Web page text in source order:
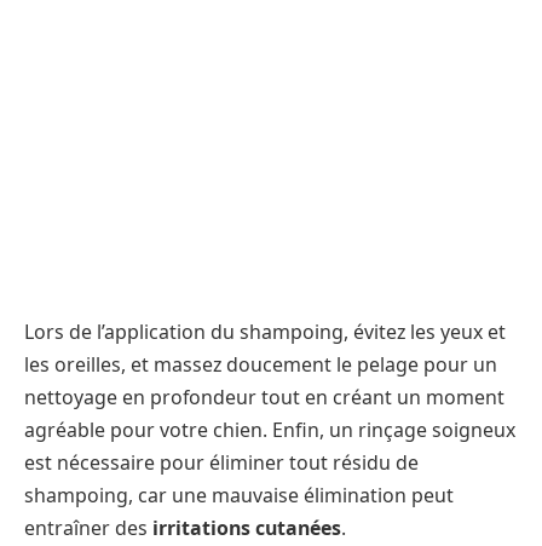
Lors de l’application du shampoing, évitez les yeux et
les oreilles, et massez doucement le pelage pour un
nettoyage en profondeur tout en créant un moment
agréable pour votre chien. Enfin, un rinçage soigneux
est nécessaire pour éliminer tout résidu de
shampoing, car une mauvaise élimination peut
entraîner des irritations cutanées.